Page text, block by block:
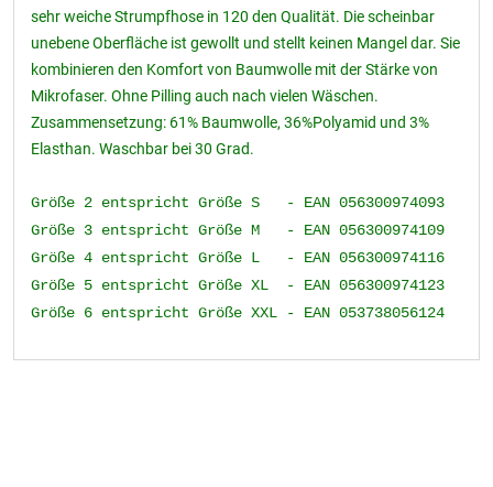
sehr weiche Strumpfhose in 120 den Qualität. Die scheinbar
unebene Oberfläche ist gewollt und stellt keinen Mangel dar. Sie
kombinieren den Komfort von Baumwolle mit der Stärke von
Mikrofaser. Ohne Pilling auch nach vielen Wäschen.
Zusammensetzung: 61% Baumwolle, 36%Polyamid und 3%
Elasthan. Waschbar bei 30 Grad.
Größe 2 entspricht Größe S - EAN 056300974093
Größe 3 entspricht Größe M - EAN 056300974109
Größe 4 entspricht Größe L - EAN 056300974116
Größe 5 entspricht Größe XL - EAN 056300974123
Größe 6 entspricht Größe XXL - EAN 053738056124